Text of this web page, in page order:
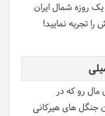
روزه شمال ایران
تجربه نمایید!
مسیری مال رو که در
جنگل های هیرکانی